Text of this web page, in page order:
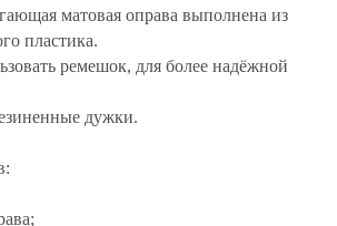
матовая оправа выполнена из
пластика.
ремешок, для более надёжной
дужки.